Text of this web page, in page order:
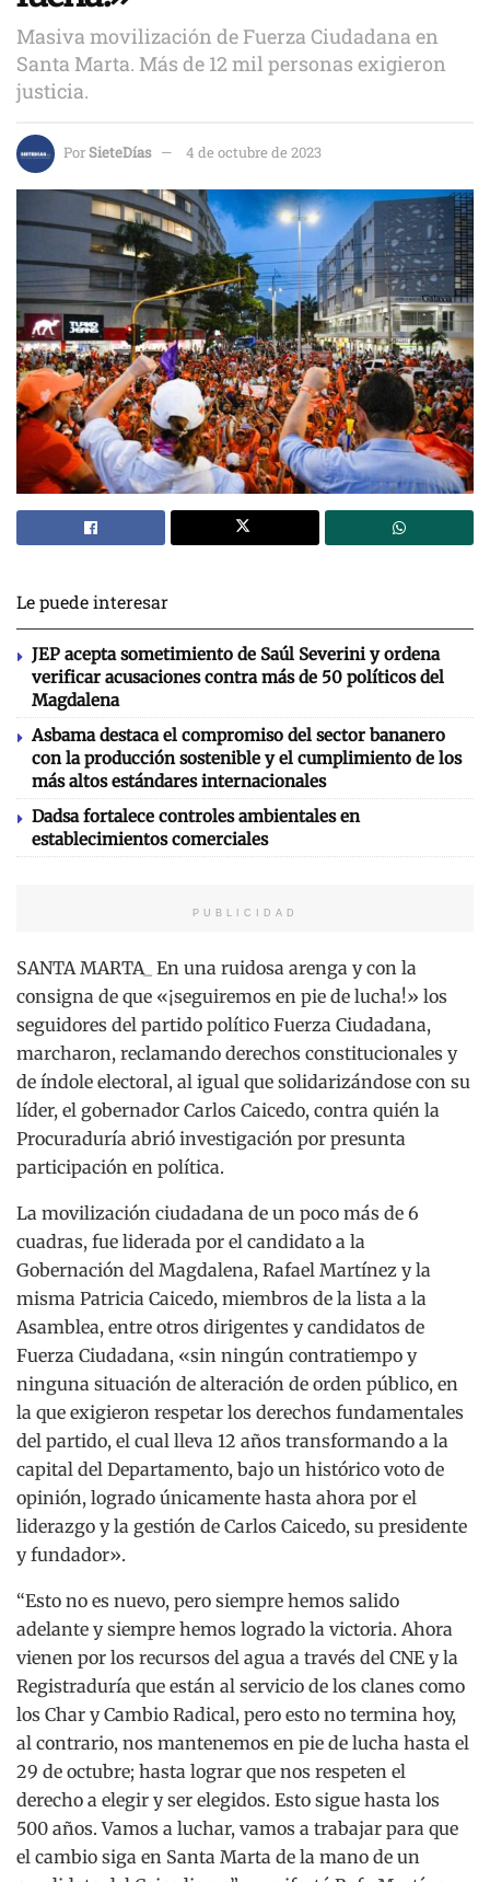
Masiva movilización de Fuerza Ciudadana en
Santa Marta. Más de 12 mil personas exigieron
justicia.
PorSieteDías 4 de octubre de 2023
Le puede interesar
JEP acepta sometimiento de Saúl Severini y ordena
verificar acusaciones contra más de 50 políticos del
Magdalena
Asbama destaca el compromiso del sector bananero
con la producción sostenible y el cumplimiento de los
más altos estándares internacionales
Dadsa fortalece controles ambientales en
establecimientos comerciales
PUBLICIDAD
SANTA MARTA_ En una ruidosa arenga y con la
consigna de que «¡seguiremos en pie de lucha!» los
seguidores del partido político Fuerza Ciudadana,
marcharon, reclamando derechos constitucionales y
de índole electoral, al igual que solidarizándose con su
líder, el gobernador Carlos Caicedo, contra quién la
Procuraduría abrió investigación por presunta
participación en política.
La movilización ciudadana de un poco más de 6
cuadras, fue liderada por el candidato a la
Gobernación del Magdalena, Rafael Martínez y la
misma Patricia Caicedo, miembros de la lista a la
Asamblea, entre otros dirigentes y candidatos de
Fuerza Ciudadana, «sin ningún contratiempo y
ninguna situación de alteración de orden público, en
la que exigieron respetar los derechos fundamentales
del partido, el cual lleva 12 años transformando a la
capital del Departamento, bajo un histórico voto de
opinión, logrado únicamente hasta ahora por el
liderazgo y la gestión de Carlos Caicedo, su presidente
y fundador».
“Esto no es nuevo, pero siempre hemos salido
adelante y siempre hemos logrado la victoria. Ahora
vienen por los recursos del agua a través del CNE y la
Registraduría que están al servicio de los clanes como
los Char y Cambio Radical, pero esto no termina hoy,
al contrario, nos mantenemos en pie de lucha hasta el
29 de octubre; hasta lograr que nos respeten el
derecho a elegir y ser elegidos. Esto sigue hasta los
500 años. Vamos a luchar, vamos a trabajar para que
el cambio siga en Santa Marta de la mano de un